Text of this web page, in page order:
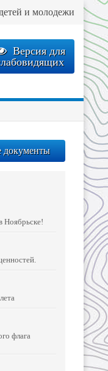
Версия для
и молодежи
документы
Ноябрьске!
флага